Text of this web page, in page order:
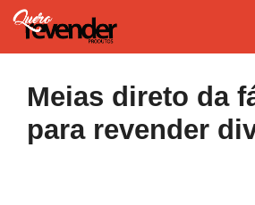
Pular
para
o
Meias direto da
para revender